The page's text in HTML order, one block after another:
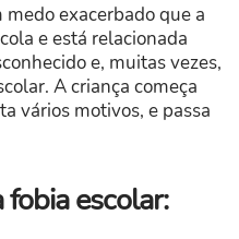
exacerbado que a
e está relacionada
e, muitas vezes,
A criança começa
vários motivos, e passa
escolar: